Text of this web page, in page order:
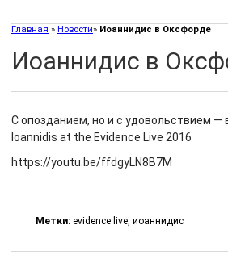
Главная » Новости» Иоаннидис в Оксфорде
Иоаннидис в
С опозданием, но и с удовольствием —
Ioannidis at the Evidence Live 2016
https://youtu.be/ffdgyLN8B7M
Метки: evidence live, иоаннидис